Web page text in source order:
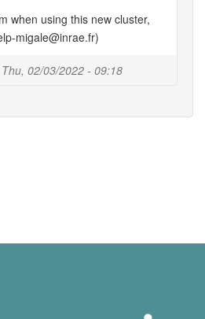
Thu, 02/03/2022 - 09:18
when using this new cluster,
migale@inrae.fr)